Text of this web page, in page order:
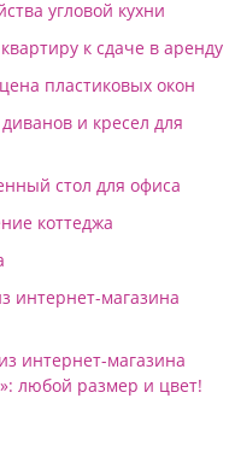
угловой кухни
к сдаче в аренду
пластиковых окон
и кресел для
стол для офиса
коттеджа
интернет-магазина
интернет-магазина
любой размер и цвет!